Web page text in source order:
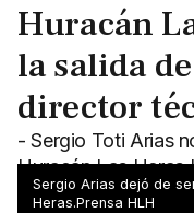
Huracán
la salida
director
- Sergio Toti Arias
Huracán Las Heras
Globo provocó la
Sergio Arias dejó de
Heras.Prensa HLH